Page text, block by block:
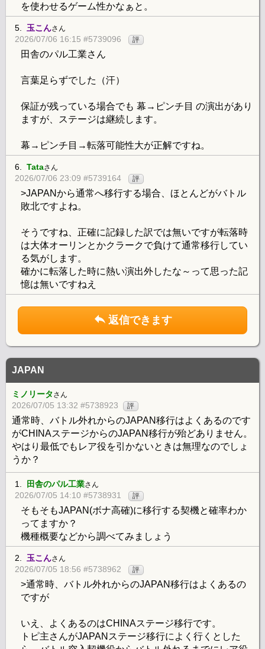
を使わせるゲーム性かなぁと。
5. 玉こんさん
2026/07/06 16:15 #5739096 評
田舎のパル工業さん
言葉足らずでした（汗）
保証が残っている場合でも 幕→ピンチ目 の演出があり
ますが、ステージは継続します。
幕→ピンチ目→転落可能性大が正解ですね。
6. Tataさん
2026/07/06 23:09 #5739164 評
>JAPANから通常へ移行する場合、ほとんどがバトル
敗北ですよね。
そうですね、正確に記録した訳では無いですが転落時
は大体オーリンとかクラークで負けて通常移行してい
る気がします。
確かに転落した時に熱い演出外したな～って思った記
憶は無いですねえ
返信できます
JAPAN
ミノリータ さん
2026/07/05 13:32 #5738923 評
通常時、バトル外れからのJAPAN移行はよくあるのです
がCHINAステージからのJAPAN移行が殆どありません。
やはり最低でもレア役を引かないときは無理なのでしょ
うか？
1. 田舎のパル工業さん
2026/07/05 14:10 #5738931 評
そもそもJAPAN(ボナ高確)に移行する契機と確率わか
ってますか？
機種概要などから調べてみましょう
2. 玉こんさん
2026/07/05 18:56 #5738962 評
>通常時、バトル外れからのJAPAN移行はよくあるの
ですが
いえ、よくあるのはCHINAステージ移行です。
トピ主さんがJAPANステージ移行によく行くとした